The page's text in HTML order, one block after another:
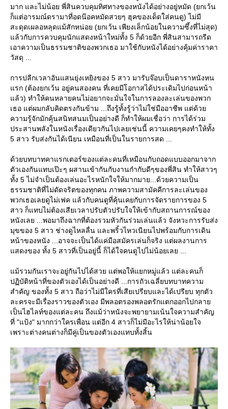
มาก และไม่น้อย พี่สินควบคุมทิศทางของหนังได้อย่างอยู่หมัด (ยกเว้น
ก็แต่อารมณ์ดรามาที่อดน๊อคหมัดสวยๆ ฮุคของเด็ดใส่คนดู) ไม่มี
สะดุดเผลอหลุดแม้สักหน่อย (ยกเว้น เพียงเล็กน้อยในความซึ้งที่ไม่สุด)
ล้วกับการควบคุมนักแสดงหน้าใหม่ทั้ง 5 ก็ด้วยอีก พี่สินสามารถรีด
เอาความเป็นธรรมชาติของพวกเธอ มาใช้กับหนังได้อย่างคุ้มค่าราคา
วัสดุ ...
การปลีกเวลาอันแสนยุ่งเหยิงของ 5 สาว มารับจ๊อบเป็นดาราหนังหน
รก (ต้องยกเว้น อยู่คนสองคน ที่เคยมีโอกาสได้ประเดิมไปก่อนหน้า
ล้ว) ทำให้คนหลายคนไม่อยากจะมั่นใจในการลองละเล่นของพวก
เธอ แต่ผมกลับคิดตรงกันข้าม ...ถึงรู้ทั้งรู้ว่าไม่ใช่มืออาชีพ แต่ด้ว
ความรู้จักมักคุ้นสนิทสนมเป็นอย่างดี ก็ทำให้ผมเชื่อว่า การได้ร่วม
ประสานพลังในหนังเรื่องเดียวกันไปเลยเช่นนี้ ความเคยๆคงทำให้ทั้ง
5 สาว รับส่งกันได้เนียน เหมือนที่เป็นในรายการสด ...
ด้วยบทบาทคาแรกเตอร์ของแต่ละคนที่เหมือนกับถอดแบบออกมาจาก
ตัวเองกันแทบเป๊ะๆ ผสานเข้ากันกับงานกำกับดีๆของพี่สิน ทำให้สาวๆ
ทั้ง 5 ไม่จำเป็นต้องเล่นอะไรหนักใจให้มากมาย...ด้วยความเป็น
ธรรมชาติที่ไม่ดัดจริตของทุกคน ภาพความสามัคคีการละเล่นของ
พวกเธอเลยดูไม่เฟค แล้วกับคนดูที่คุ้นเคยกับการจัดรายการของ 5
สาว ก็แทบไม่ต้องเสียเวลาปรับตัวปรับใจให้เข้ากับสถานการณ์ของ
หนังเลย ...พอมาถึงฉากที่ต้องรวมหัวกันร่วมเล่นแล้ว จังหวะการรับส่ง
มุขของ 5 สาว ช่างดูไหลลื่น และพริ้วไหวเนียนไปพร้อมกับการเดิน
หน้าของหนัง ...อาจจะเป็นได้แค่มือสมัครเล่นก็จริง แต่ผลงานการ
สดงของ ทั้ง 5 สาวที่เป็นอยู่นี้ ก็ได้ใจคนดูไปไม่น้อยเลย ...
ม้รวมกันเราจะอยู่กันไปได้สวย แต่พอให้แยกหมู่แล้ว แต่ละคนก็
ปฏิบัติหน้าที่ของตัวเองได้เป็นอย่างดี ...การถัวเฉลี่ยบทบาทความ
สำคัญ ของทั้ง 5 สาว ถือว่าไม่มีใครที่เสียเปรียบและได้เปรียบ ทุกตัว
ละครจะมีเรื่องราวของตัวเอง มีพลอตรองพลอตรักแตกออกไปกลา
เป็นไฮไลท์ของแต่ละคน ถึงแม้ว่าหนังจะพยายามเน้นใจความสำคัญ
ที่ "แป้ง" มากกว่าใครเพื่อน แต่อีก 4 สาวก็ไม่มีอะไรให้น่าน้อยใจ
เพราะต่างคนต่างก็มีคู่เป็นของตัวเองแทบทั้งสิ้น